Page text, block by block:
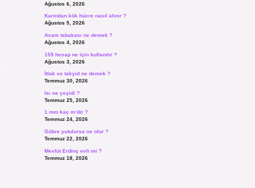
Ağustos 6, 2026
Karından kök hücre nasıl alınır ?
Ağustos 5, 2026
Avam tabakası ne demek ?
Ağustos 4, 2026
159 hesap ne için kullanılır ?
Ağustos 3, 2026
İtlak ve takyid ne demek ?
Temmuz 30, 2026
Isı ne çeşidi ?
Temmuz 25, 2026
1 mm kaç m’dir ?
Temmuz 24, 2026
Gübre yutulursa ne olur ?
Temmuz 22, 2026
Mevlüt Erdinç evli mi ?
Temmuz 18, 2026